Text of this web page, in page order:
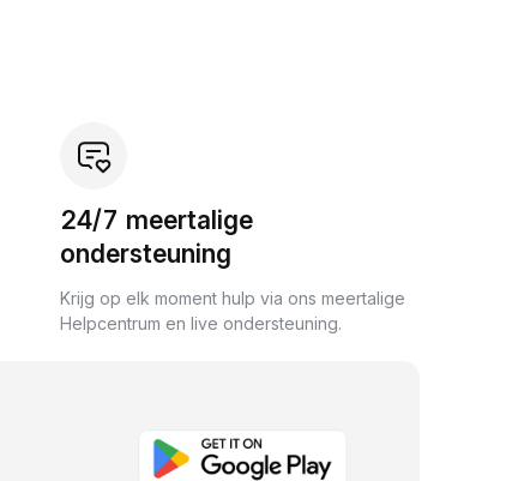
24/7 meertalige
ondersteuning
Krijg op elk moment hulp via ons meertalige
Helpcentrum en live ondersteuning.